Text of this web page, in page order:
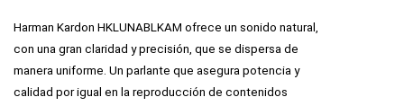
Harman Kardon HKLUNABLKAM ofrece un sonido natural,
con una gran claridad y precisión, que se dispersa de
manera uniforme. Un parlante que asegura potencia y
calidad por igual en la reproducción de contenidos